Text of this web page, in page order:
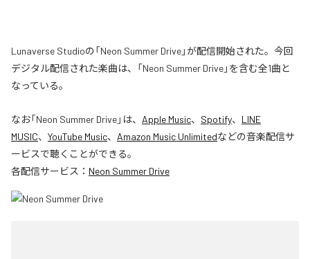
Lunaverse Studioの「Neon Summer Drive」が配信開始された。今回
デジタル配信された楽曲は、「Neon Summer Drive」を含む全1曲と
なっている。
なお「Neon Summer Drive」は、 Apple Music、 Spotify、 LINE
MUSIC、 YouTube Music、 Amazon Music Unlimitedなどの音楽配信サ
ービスで聴くことができる。
各配信サービス： Neon Summer Drive